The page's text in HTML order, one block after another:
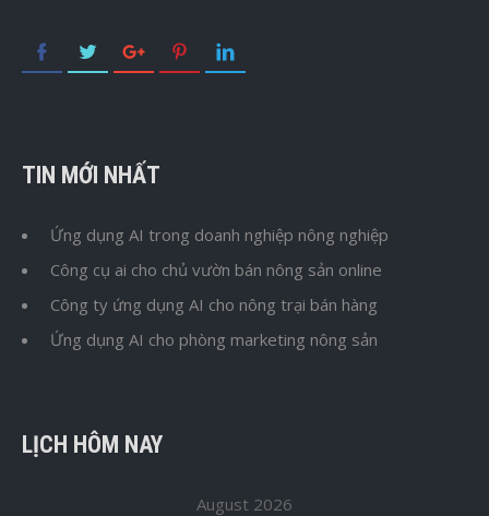
TIN MỚI NHẤT
Ứng dụng AI trong doanh nghiệp nông nghiệp
Công cụ ai cho chủ vườn bán nông sản online
Công ty ứng dụng AI cho nông trại bán hàng
Ứng dụng AI cho phòng marketing nông sản
LỊCH HÔM NAY
August 2026